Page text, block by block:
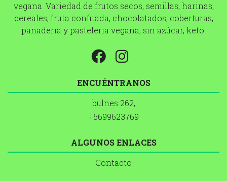
vegana. Variedad de frutos secos, semillas, harinas,
cereales, fruta confitada, chocolatados, coberturas,
panaderia y pasteleria vegana, sin azúcar, keto.
ENCUÉNTRANOS
bulnes 262,
+5699623769
ALGUNOS ENLACES
Contacto